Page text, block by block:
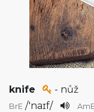
knife - nůž
BrE /'naɪf/